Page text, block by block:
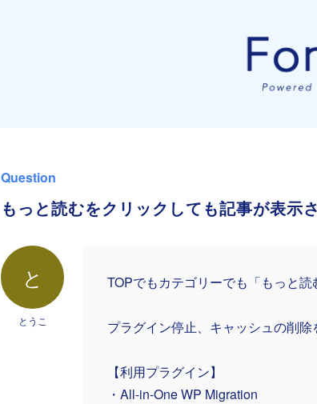
Question
もっと読むをクリックしても記事が表示
と
とうこ
TOPでもカテゴリーでも「もっと読
プラグイン停止、キャッシュの削除
【利用プラグイン】
・All-in-One WP Migration